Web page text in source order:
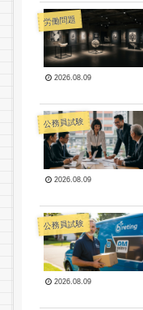
労働問題
2026.08.09
公務員試験
2026.08.09
公務員試験
2026.08.09